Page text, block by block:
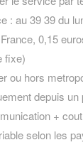
: au 39 39 du
0,15
fixe)
ou hors
depuis
+
selon les